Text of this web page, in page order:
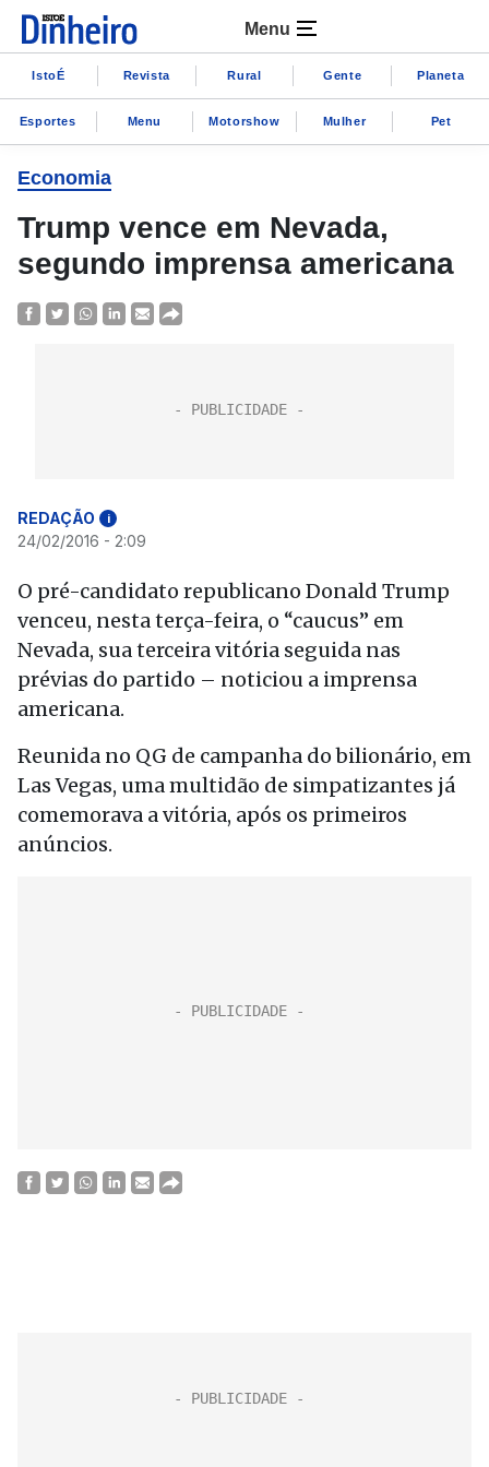
Menu
IstoÉ Revista Rural Gente Planeta
Esportes Menu Motorshow Mulher Pet
Economia
Trump vence em Nevada,
segundo imprensa americana
REDAÇÃO i
24/02/2016 - 2:09
O pré-candidato republicano Donald Trump
venceu, nesta terça-feira, o “caucus” em
Nevada, sua terceira vitória seguida nas
prévias do partido – noticiou a imprensa
americana.
Reunida no QG de campanha do bilionário, em
Las Vegas, uma multidão de simpatizantes já
comemorava a vitória, após os primeiros
anúncios.